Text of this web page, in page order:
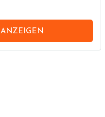
ANZEIGEN